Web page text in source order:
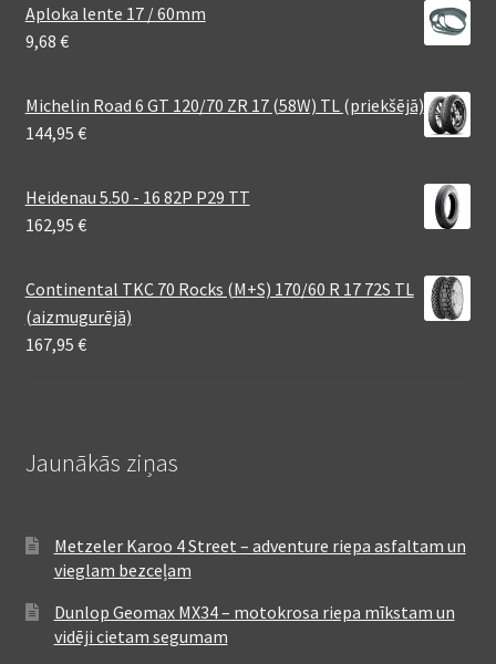
Aploka lente 17 / 60mm
9,68 €
Michelin Road 6 GT 120/70 ZR 17 (58W) TL (priekšējā)
144,95 €
Heidenau 5.50 - 16 82P P29 TT
162,95 €
Continental TKC 70 Rocks (M+S) 170/60 R 17 72S TL
(aizmugurējā)
167,95 €
Jaunākās ziņas
Metzeler Karoo 4 Street – adventure riepa asfaltam un
vieglam bezceļam
Dunlop Geomax MX34 – motokrosa riepa mīkstam un
vidēji cietam segumam